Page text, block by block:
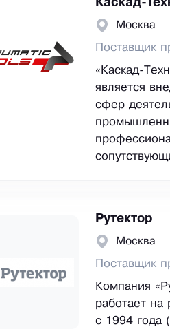
Каскад-
Москва
Поставщик
«Каскад-
является
сфер
Рутектор
Москва
Поставщик
Компания
работает на
с 1994 года